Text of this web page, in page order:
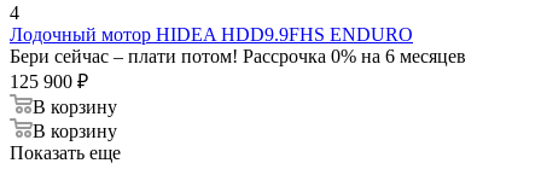
4
Лодочный мотор HIDEA HDD9.9FHS ENDURO
Бери сейчас – плати потом! Рассрочка 0% на 6 месяцев
125 900 ₽
В корзину
В корзину
Показать еще